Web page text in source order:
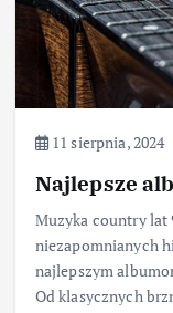
11 sierpnia, 2024
Najlepsze
Muzyka country lat
niezapomnianych
najlepszym
Od klasycznych